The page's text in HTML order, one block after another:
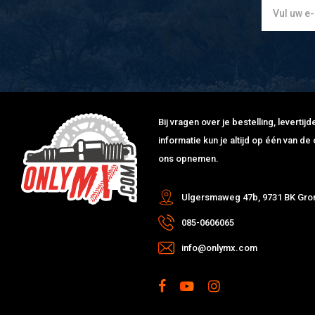
Bij vragen over je bestelling,
informatie kun je altijd op één van
ons opnemen.
Ulgersmaweg 47b, 9731 BK
085-0606065
info@onlymx.com